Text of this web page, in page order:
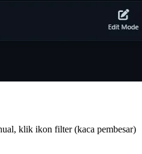
klik ikon filter (kaca pembesar)